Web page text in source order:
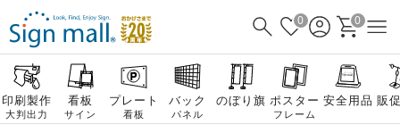
0 0
印刷製作
大判出力
看板
サイン
プレート
看板
バック
パネル
のぼり旗 ポスター
フレーム
安全用品 販